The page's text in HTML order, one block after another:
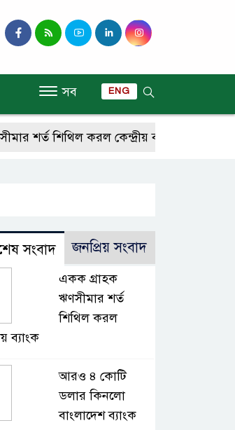
সব ENG
শিথিল করল কেন্দ্রীয় ব্যাংক
সংবাদ জনপ্রিয় সংবাদ
একক গ্রাহক
ঋণসীমার শর্ত
শিথিল করল
ব্যাংক
আরও ৪ কোটি
ডলার কিনলো
বাংলাদেশ ব্যাংক